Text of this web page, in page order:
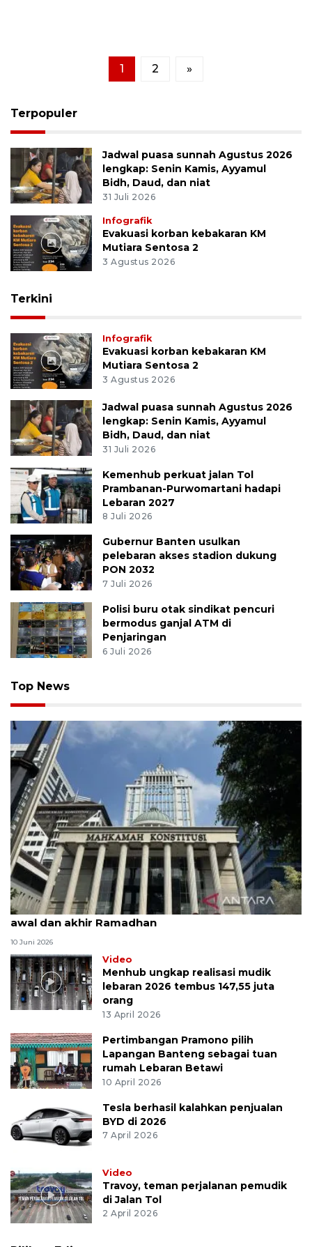
1 2 »
Terpopuler
Jadwal puasa sunnah Agustus 2026
lengkap: Senin Kamis, Ayyamul
Bidh, Daud, dan niat
31 Juli 2026
Infografik
Evakuasi korban kebakaran KM
Mutiara Sentosa 2
3 Agustus 2026
Terkini
Infografik
Evakuasi korban kebakaran KM
Mutiara Sentosa 2
3 Agustus 2026
Jadwal puasa sunnah Agustus 2026
lengkap: Senin Kamis, Ayyamul
Bidh, Daud, dan niat
31 Juli 2026
Kemenhub perkuat jalan Tol
Prambanan-Purwomartani hadapi
Lebaran 2027
8 Juli 2026
Gubernur Banten usulkan
pelebaran akses stadion dukung
PON 2032
7 Juli 2026
Polisi buru otak sindikat pencuri
bermodus ganjal ATM di
Penjaringan
6 Juli 2026
Top News
MK uji materi UU Peradilan Agama perihal isbat
awal dan akhir Ramadhan
10 Juni 2026
Video
Menhub ungkap realisasi mudik
lebaran 2026 tembus 147,55 juta
orang
13 April 2026
Pertimbangan Pramono pilih
Lapangan Banteng sebagai tuan
rumah Lebaran Betawi
10 April 2026
Tesla berhasil kalahkan penjualan
BYD di 2026
7 April 2026
Video
Travoy, teman perjalanan pemudik
di Jalan Tol
2 April 2026